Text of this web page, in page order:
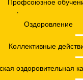
специальной
МОТ- ФНПР
Профсоюзное
Оздоровление
Коллективные
оздоровительная